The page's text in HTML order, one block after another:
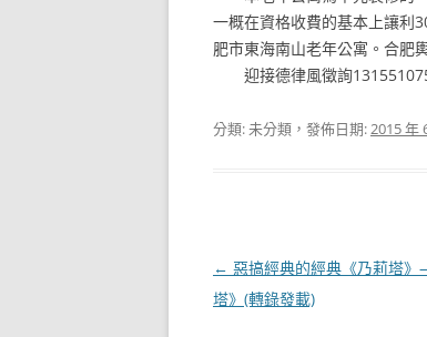
一概在資格收費的基本上讓利
肥市東海南山老年公寓。合肥
迎接德律風徵詢
分類: 未分類，發佈日期:2015 年
文
章
← 惡搞經典的經典《乃莉塔
塔》(轉錄發載)